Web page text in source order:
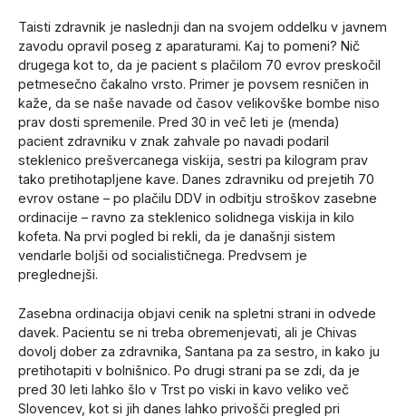
Taisti zdravnik je naslednji dan na svojem oddelku v javnem
zavodu opravil poseg z aparaturami. Kaj to pomeni? Nič
drugega kot to, da je pacient s plačilom 70 evrov preskočil
petmesečno čakalno vrsto. Primer je povsem resničen in
kaže, da se naše navade od časov velikovške bombe niso
prav dosti spremenile. Pred 30 in več leti je (menda)
pacient zdravniku v znak zahvale po navadi podaril
steklenico prešvercanega viskija, sestri pa kilogram prav
tako pretihotapljene kave. Danes zdravniku od prejetih 70
evrov ostane – po plačilu DDV in odbitju stroškov zasebne
ordinacije – ravno za steklenico solidnega viskija in kilo
kofeta. Na prvi pogled bi rekli, da je današnji sistem
vendarle boljši od socialističnega. Predvsem je
preglednejši.
Zasebna ordinacija objavi cenik na spletni strani in odvede
davek. Pacientu se ni treba obremenjevati, ali je Chivas
dovolj dober za zdravnika, Santana pa za sestro, in kako ju
pretihotapiti v bolnišnico. Po drugi strani pa se zdi, da je
pred 30 leti lahko šlo v Trst po viski in kavo veliko več
Slovencev, kot si jih danes lahko privošči pregled pri